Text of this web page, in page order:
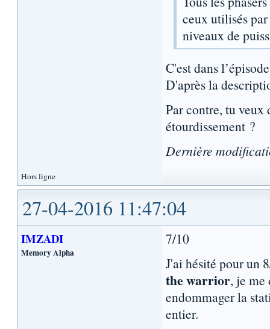
ceux utilisés
niveaux de
C'est dans
D'après la
Par contre, tu veux
étourdissement ?
Dernière
Hors ligne
27-04-2016 11:47:04
IMZADI
Memory Alpha
7/10
J'ai hésité pour un
the warrior, je me
endommager la
entier.